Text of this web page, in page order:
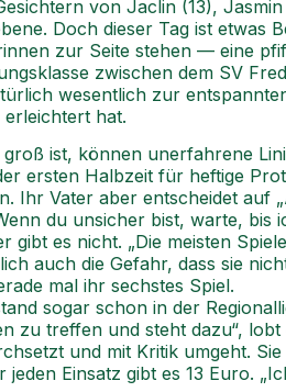
von Jaclin (13),
Doch dieser Tag ist etwas
zur Seite stehen — eine
zwischen dem SV
wesentlich zur
hat.
ist, können unerfahrene
ersten Halbzeit für heftige
Vater aber entscheidet auf
du unsicher bist, warte,
es nicht. „Die meisten
auch die Gefahr, dass sie
mal ihr sechstes Spiel.
sogar schon in der
zu treffen und steht dazu“,
und mit Kritik umgeht.
Einsatz gibt es 13 Euro.